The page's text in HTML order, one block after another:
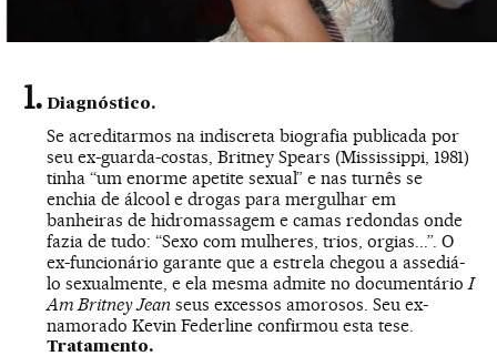
Diagnóstico.
Se acreditarmos na indiscreta biografia publicada por
seu ex-guarda-costas, Britney Spears (Mississippi, 1981)
tinha “um enorme apetite sexual” e nas turnês se
enchia de álcool e drogas para mergulhar em
banheiras de hidromassagem e camas redondas onde
fazia de tudo: “Sexo com mulheres, trios, orgias...”. O
ex-funcionário garante que a estrela chegou a assediá-
lo sexualmente, e ela mesma admite no documentárioI
Am Britney Jean seus excessos amorosos. Seu ex-
namorado Kevin Federline confirmou esta tese.
Tratamento.